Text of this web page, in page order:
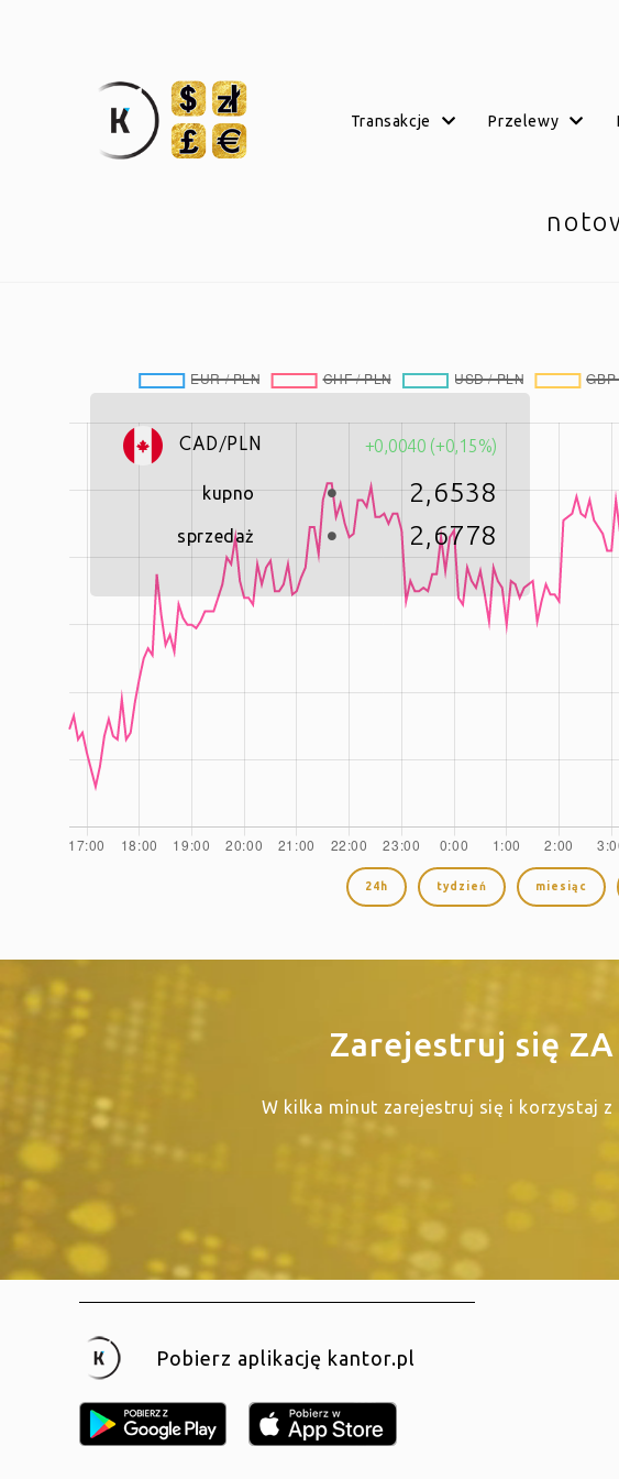
transakcje przelewy
CAD/PLN +0,0040 (+0,15%)
kupno 2,6538
sprzedaż 2,6778
24h tydzień miesiąc
Zarejestruj się ZA
W kilka minut zarejestruj się i korzystaj
Pobierz aplikację kantor.pl